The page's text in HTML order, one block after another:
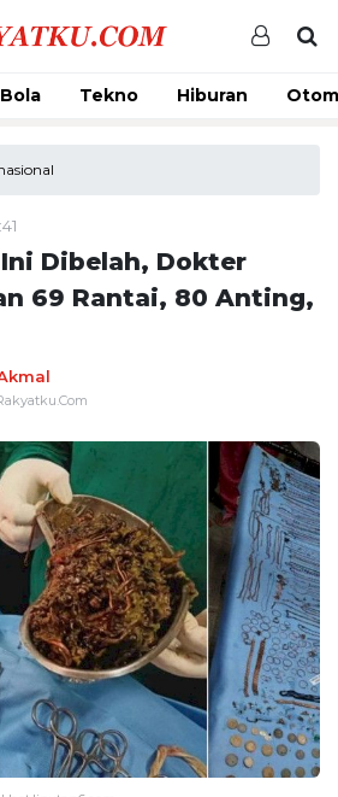
Bola Tekno Hiburan
Dibelah, Dokter
69 Rantai, 80 Anting,